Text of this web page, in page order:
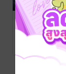
นักเขียน
นิยายโรมานซ์
No Rating
เริ่มต้นแสนร้าย
สุดท้ายแสนรัก
เพลงรดา/ เพลงรดา
นิยายชีวิต/ดรามา